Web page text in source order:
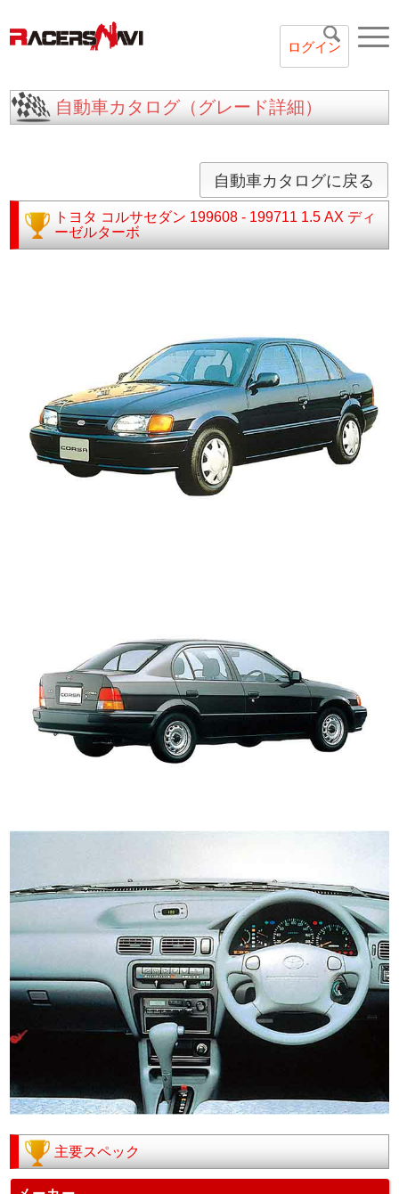
ログイン
自動車カタログ（グレード詳細）
自動車カタログに戻る
トヨタ コルサセダン 199608 - 199711 1.5 AX ディ
ーゼルターボ
主要スペック